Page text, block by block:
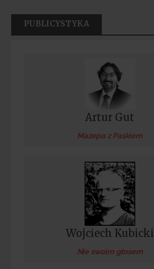
PUBLICYSTYKA
Artur Gut
Mazepa z Paskiem
Wojciech Kubicki
Nie swoim głosem